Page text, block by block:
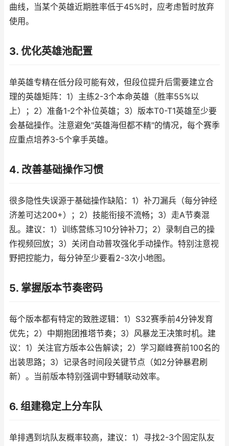
曲线，当某个英雄近期胜率低于45%时，应考虑暂时放弃
使用。
3. 优化英雄池配置
单英雄专精在低分段可能有效，但段位提升后需要建立合
理的英雄矩阵：1）主练2-3个本命英雄（胜率55%以
上）；2）准备1-2个补位英雄；3）版本T0-T1英雄至少要
会基础操作。注意避免"英雄海但都不精"的情况，每个赛季
应重点培养3-5个拿手英雄。
4. 改善基础操作习惯
很多隐性失误源于基础操作缺陷：1）补刀漏兵（每分钟经
济差可达200+）；2）技能衔接不流畅；3）走A节奏混
乱。建议：1）训练营练习10分钟补刀；2）录制自己的操
作视频回放；3）关闭自动普攻强化手动操作。特别注意视
野把控能力，每分钟至少要看2-3次小地图。
5. 掌握版本节奏密码
每个版本都有特定的致胜逻辑：1）S32赛季前4分钟发育
优先；2）中期抱团推塔节奏；3）风暴龙王决策时机。建
议：1）关注官方版本公告解读；2）学习巅峰赛前100名的
出装思路；3）记录各时间段关键节点（如2分钟暴君刷
新）。当前版本特别强调中野辅联动效率。
6. 组建稳定上分车队
单排遇到坑队友概率较高，建议：1）寻找2-3个固定队友